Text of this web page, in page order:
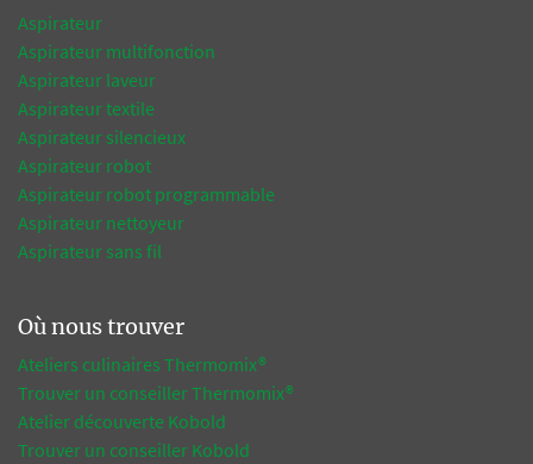
Aspirateur
Aspirateur multifonction
Aspirateur laveur
Aspirateur textile
Aspirateur silencieux
Aspirateur robot
Aspirateur robot programmable
Aspirateur nettoyeur
Aspirateur sans fil
Où nous trouver
Ateliers culinaires Thermomix®
Trouver un conseiller Thermomix®
Atelier découverte Kobold
Trouver un conseiller Kobold